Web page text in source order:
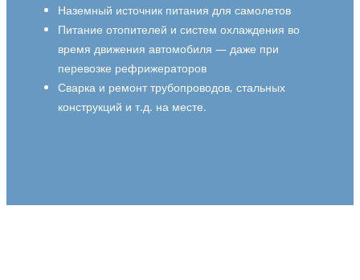
Наземный источник питания для самолетов
Питание отопителей и систем охлаждения во
время движения автомобиля — даже при
перевозке рефрижераторов
Сварка и ремонт трубопроводов, стальных
конструкций и т.д. на месте.